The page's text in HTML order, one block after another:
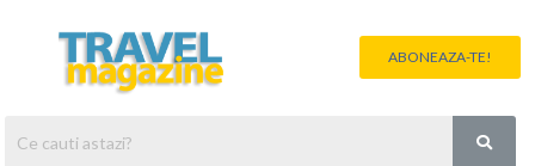
ABONEAZA-TE!